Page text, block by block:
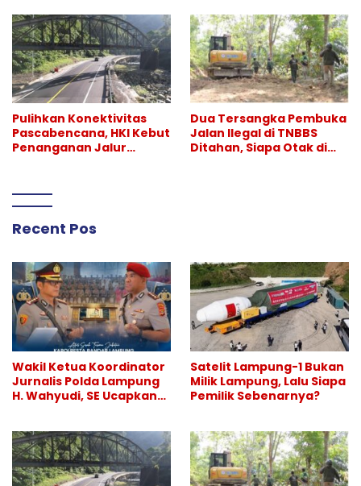
Kapolresta Bandar
Lampung
Pulihkan Konektivitas
Pascabencana, HKI Kebut
Penanganan Jalur
Dua Tersangka Pembuka
Jalan Ilegal di TNBBS
Ditahan, Siapa Otak di
Recent Pos
Wakil Ketua Koordinator
Jurnalis Polda Lampung
H. Wahyudi, SE Ucapkan
Lampung
Satelit Lampung-1 Bukan
Milik Lampung, Lalu Siapa
Pemilik Sebenarnya?